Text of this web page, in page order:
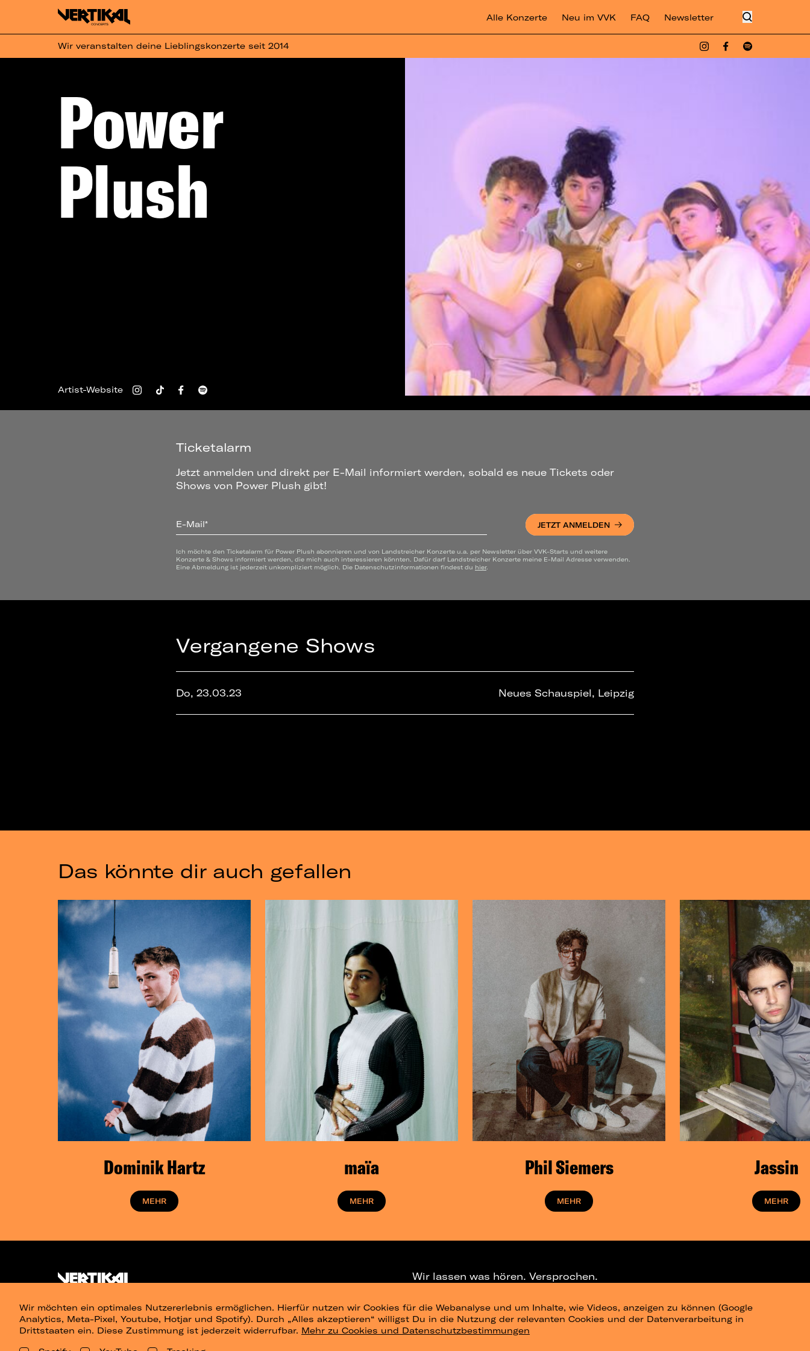
Alle Konzerte Neu im VVK FAQ Newsletter
Wir veranstalten deine Lieblingskonzerte seit 2014
Power
Plush
Artist-Website
Ticketalarm
Jetzt anmelden und direkt per E-Mail informiert werden, sobald es neue Tickets oder
Shows von Power Plush gibt!
E-Mail* JETZT ANMELDEN
Ich möchte den Ticketalarm für Power Plush abonnieren und von Landstreicher Konzerte u.a. per Newsletter über VVK-Starts und weitere
Konzerte & Shows informiert werden, die mich auch interessieren könnten. Dafür darf Landstreicher Konzerte meine E-Mail Adresse verwenden.
Eine Abmeldung ist jederzeit unkompliziert möglich. Die Datenschutzinformationen findest du hier.
Vergangene Shows
Do, 23.03.23 Neues Schauspiel, Leipzig
Das könnte dir auch gefallen
Dominik Hartz
MEHR
maïa
MEHR
Phil Siemers
MEHR
Jassin
MEHR
Wir möchten ein optimales Nutzererlebnis ermöglichen. Hierfür nutzen wir Cookies für die Webanalyse und um Inhalte, wie Videos, anzeigen zu können (Google
Analytics, Meta-Pixel, Youtube, Hotjar und Spotify). Durch „Alles akzeptieren“ willigst Du in die Nutzung der relevanten Cookies und der Datenverarbeitung in
Drittstaaten ein. Diese Zustimmung ist jederzeit widerrufbar. Mehr zu Cookies und Datenschutzbestimmungen
Wir lassen was hören. Versprochen.
NEWSLETTER TELEGRAM-CHANNEL